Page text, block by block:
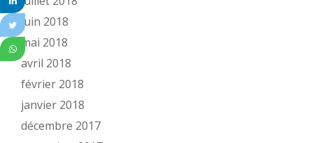
juin 2018
mai 2018
avril 2018
février 2018
janvier 2018
décembre 2017